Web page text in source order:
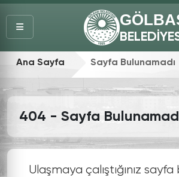
Ana Sayfa Sayfa Bulunamadı
404 - Sayfa
Ulaşmaya çalıştığınız sayfa